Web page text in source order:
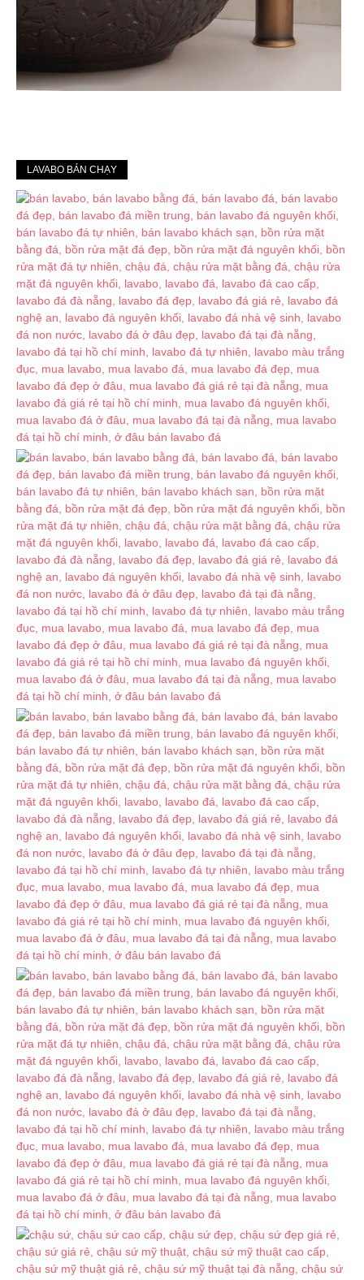
LAVABO BÁN CHẠY